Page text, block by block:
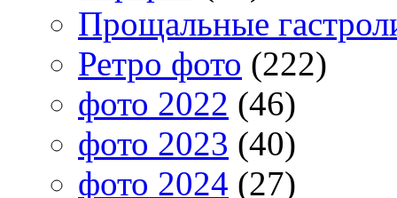
Прощальные
Ретро фото (222)
фото 2022 (46)
фото 2023 (40)
фото 2024 (27)